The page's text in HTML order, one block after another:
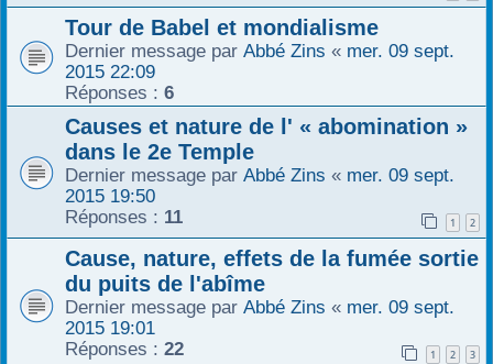
Tour de Babel et mondialisme
Dernier message par Abbé Zins « mer. 09 sept.
2015 22:09
Réponses : 6
Causes et nature de l' « abomination »
dans le 2e Temple
Dernier message par Abbé Zins « mer. 09 sept.
2015 19:50
Réponses : 11 1 2
Cause, nature, effets de la fumée sortie
du puits de l'abîme
Dernier message par Abbé Zins « mer. 09 sept.
2015 19:01
Réponses : 22 1 2 3